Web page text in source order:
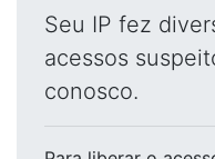
Seu IP fez
acessos
conosco.